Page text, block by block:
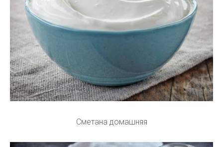
Сметана домашняя